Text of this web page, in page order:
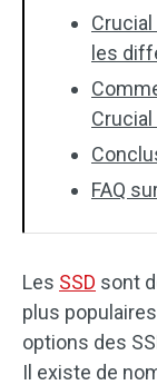
les
FAQ
Les SSD sont
plus
options des
Il existe de